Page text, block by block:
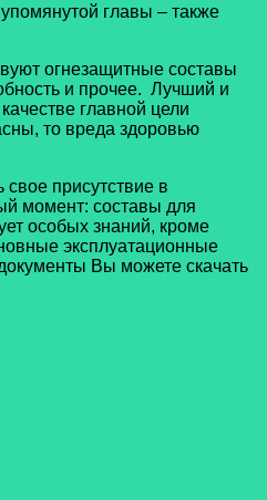
главы – также
огнезащитные составы
и прочее. Лучший и
главной цели
то вреда здоровью
присутствие в
момент: составы для
особых знаний, кроме
эксплуатационные
Вы можете скачать